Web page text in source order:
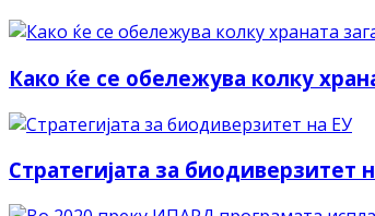
Како ќе се обележува колку
Стратегијата за биодиверзитет